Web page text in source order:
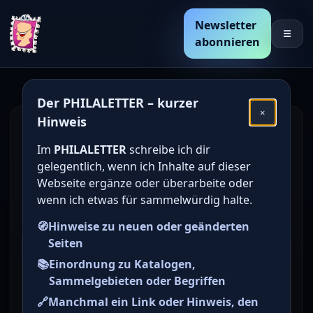
Newsletter
abonnieren
☰
Der PHILALETTER – kurzer
Hinweis
×
Im PHILALETTERschreibe ich dir
gelegentlich, wenn ich Inhalte auf dieser
Webseite ergänze oder überarbeite oder
wenn ich etwas für sammelwürdig halte.
🧭Hinweise zu neuen oder geänderten
Seiten
📚Einordnung zu Katalogen,
Sammelgebieten oder Begriffen
🔗Manchmal ein Link oder Hinweis, den
Den Katalogwert von
deutschen Briefmarken
online bestimmen /
ermitteln
Briefmarke zu Deutsche
Demokratische Republik
(DDR) Karl-Marx-Jahr Diverse